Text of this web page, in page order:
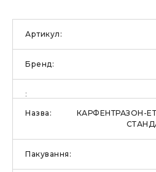
КАРФЕНТРАЗОН-